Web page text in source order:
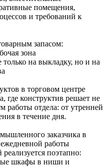
помещения,
и требований к
запасом:
зона
на выкладку, но и на
в торговом центре
где конструктив решает не
работы отдела: от утренней
в течение дня.
заказчика в
работы
поэтапно:
шкафы в ниши и